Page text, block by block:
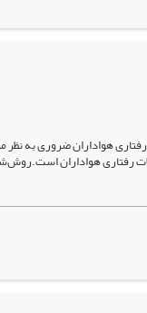
هواداران ضروری به نظر
رفتاری هواداران